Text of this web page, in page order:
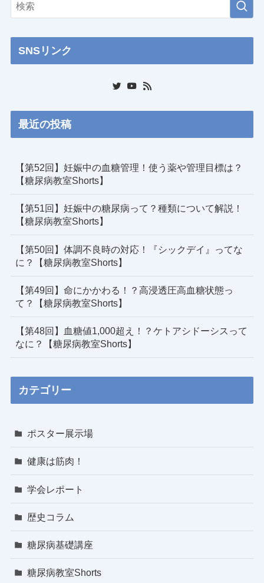
SNSリンク
最近の投稿
【第52回】妊娠中の血糖管理！使う薬や管理目標は？
【糖尿病教室Shorts】
【第51回】妊娠中の糖尿病って？種類について解説！
【糖尿病教室Shorts】
【第50回】体調不良時の対応！『シックデイ』ってな
に？【糖尿病教室Shorts】
【第49回】命にかかわる！？高浸透圧高血糖状態っ
て？【糖尿病教室Shorts】
【第48回】血糖値1,000超え！？ケトアシドーシスって
なに？【糖尿病教室Shorts】
カテゴリー
ポスター展示場
健康は筋肉！
学会レポート
歴史コラム
糖尿病基礎講座
糖尿病教室Shorts